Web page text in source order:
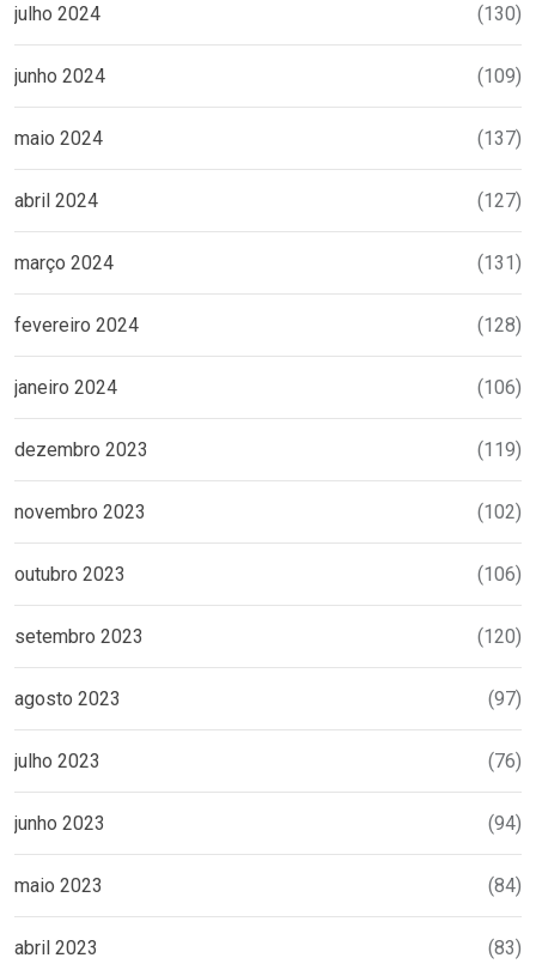
julho 2024 (130)
junho 2024 (109)
maio 2024 (137)
abril 2024 (127)
março 2024 (131)
fevereiro 2024 (128)
janeiro 2024 (106)
dezembro 2023 (119)
novembro 2023 (102)
outubro 2023 (106)
setembro 2023 (120)
agosto 2023 (97)
julho 2023 (76)
junho 2023 (94)
maio 2023 (84)
abril 2023 (83)